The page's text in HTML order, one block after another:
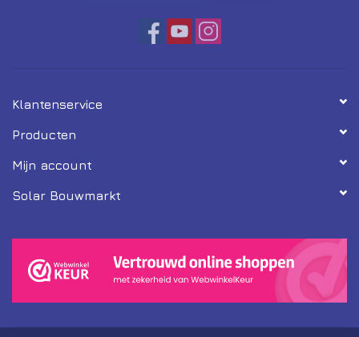
Klantenservice
Producten
Mijn account
Solar Bouwmarkt